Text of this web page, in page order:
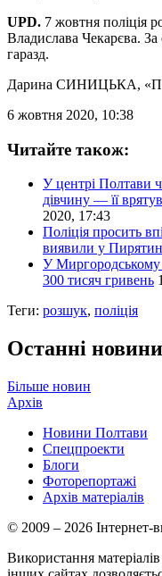
UPD. 7 жовтня поліція
Владислава Чекарєва.
гаразд.
Дарина СИНИЦЬКА,
6 жовтня 2020, 10:38
Читайте також:
У центрі Полтави
дівчину — її
2020, 17:43
Поліція просить
виявили у
У Миргородському
300 тисяч гривень
Теги: розшук, поліція
Останні новини
Більше новин
Архів
Новини Полтави
Спецпроекти
Блоги
Фоторепортажі
Архів матеріалів
© 2009 – 2026
Використання